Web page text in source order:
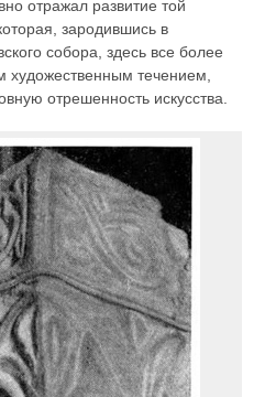
отражал развитие той
зародившись в
собора, здесь все более
художественным течением,
отрешенность искусства.